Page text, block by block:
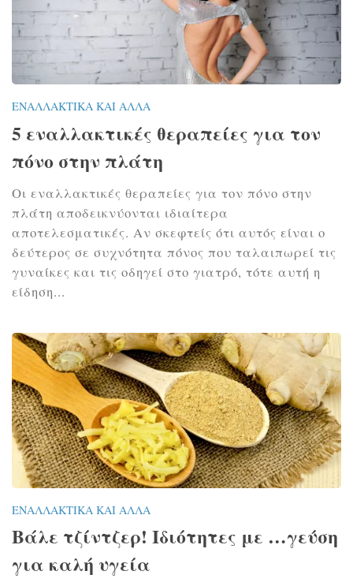
ΕΝΑΛΛΑΚΤΙΚΆ ΚΑΙ ΆΛΛΑ
5 εναλλακτικές θεραπείες για τον
πόνο στην πλάτη
Οι εναλλακτικές θεραπείες για τον πόνο στην
πλάτη αποδεικνύονται ιδιαίτερα
αποτελεσματικές. Αν σκεφτείς ότι αυτός είναι ο
δεύτερος σε συχνότητα πόνος που ταλαιπωρεί τις
γυναίκες και τις οδηγεί στο γιατρό, τότε αυτή η
είδηση...
ΕΝΑΛΛΑΚΤΙΚΆ ΚΑΙ ΆΛΛΑ
Βάλε τζίντζερ! Ιδιότητες με …γεύση
για καλή υγεία